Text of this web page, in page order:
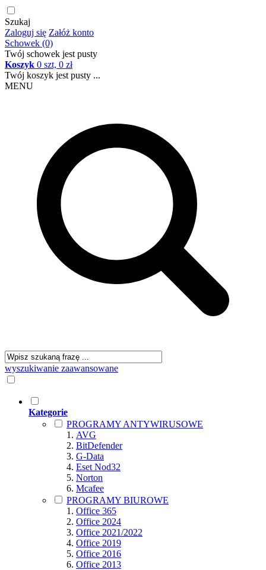
Szukaj
Zaloguj się Załóż konto
Schowek (0)
Twój schowek jest pusty
Koszyk 0 szt, 0 zł
Twój koszyk jest pusty ...
MENU
wyszukiwanie zaawansowane
Kategorie
PROGRAMY ANTYWIRUSOWE
AVG
BitDefender
G-Data
Eset Nod32
Norton
Mcafee
PROGRAMY BIUROWE
Office 365
Office 2024
Office 2021/2022
Office 2019
Office 2016
Office 2013